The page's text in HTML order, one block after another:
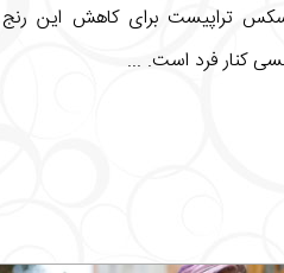
تراپیست برای کاهش این رنج
کنار فرد است. ...